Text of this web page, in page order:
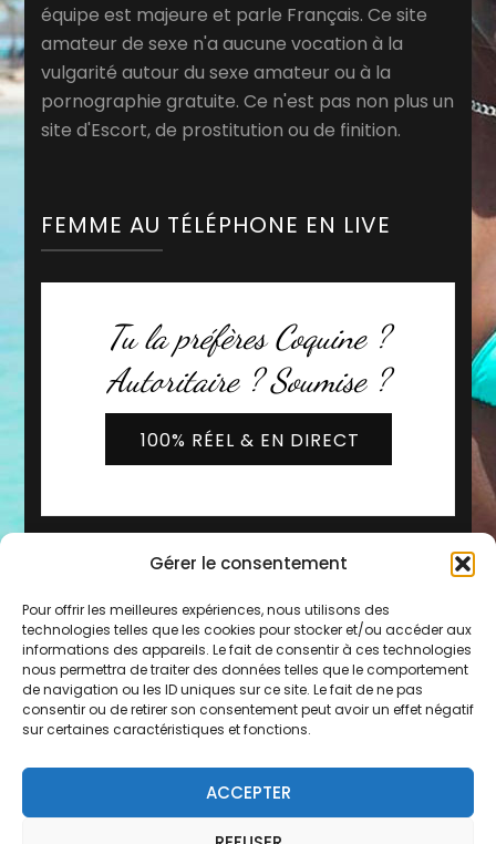
Gérer le consentement
Pour offrir les meilleures expériences, nous utilisons des
technologies telles que les cookies pour stocker et/ou accéder aux
informations des appareils. Le fait de consentir à ces technologies
nous permettra de traiter des données telles que le comportement
de navigation ou les ID uniques sur ce site. Le fait de ne pas
consentir ou de retirer son consentement peut avoir un effet négatif
sur certaines caractéristiques et fonctions.
ACCEPTER
équipe est majeure et parle Français. Ce site
amateur de sexe n'a aucune vocation à la
vulgarité autour du sexe amateur ou à la
pornographie gratuite. Ce n'est pas non plus un
site d'Escort, de prostitution ou de finition.
FEMME AU TÉLÉPHONE EN LIVE
Tu la préfères Coquine ?
Autoritaire ? Soumise ?
100% RÉEL & EN DIRECT
2019 - 2026 © Copyright -Les Copines d'Olivia
* Service 0,80€/min + prix de l'appel
Mentions légales-CGU-FAQ-Contact-Plan du
site